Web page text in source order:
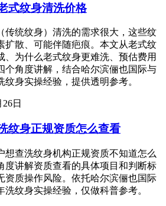
式纹身清洗价格
传统纹身）清洗的需求很大，这些纹
扩散、可能伴随疤痕。本文从老式纹
、为什么老式纹身更难洗、预估费用
个角度讲解，结合哈尔滨俪也国际与
纹身实操经验，提供透明参考。
日
纹身正规资质怎么查看
想查洗纹身机构正规资质不知道怎么
度讲解资质查看的具体项目和判断标
资质操作风险。依托哈尔滨俪也国际
洗纹身实操经验，仅做科普参考。